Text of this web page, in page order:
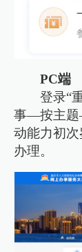
PC端
登录“
事—按主题
动能力初
办理。